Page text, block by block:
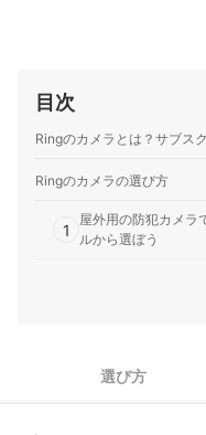
目次
Ringのカメラとは？サブス
Ringのカメラの選び方
1
屋外用の防犯カメラ
ルから選ぼう
見守りカメラとして
Ringのカメラ全8商品おすす
選び方